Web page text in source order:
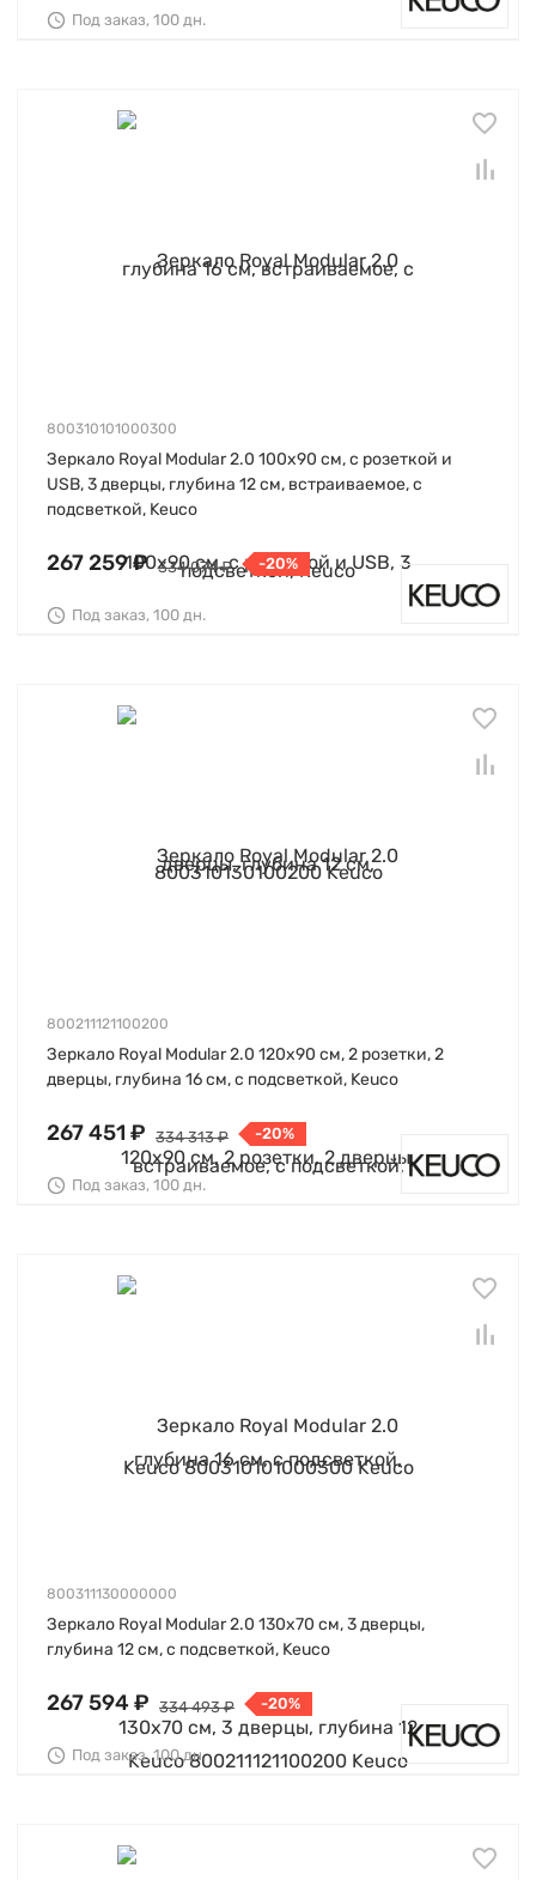
Под заказ, 100 дн.
800310101000300
Зеркало Royal Modular 2.0 100х90 см, с розеткой и
USB, 3 дверцы, глубина 12 см, встраиваемое, с
подсветкой, Keuco
267 259 ₽ 334 074 ₽ -20%
Под заказ, 100 дн.
800211121100200
Зеркало Royal Modular 2.0 120х90 см, 2 розетки, 2
дверцы, глубина 16 см, с подсветкой, Keuco
267 451 ₽ 334 313 ₽ -20%
Под заказ, 100 дн.
800311130000000
Зеркало Royal Modular 2.0 130х70 см, 3 дверцы,
глубина 12 см, с подсветкой, Keuco
267 594 ₽ 334 493 ₽ -20%
Под заказ, 100 дн.